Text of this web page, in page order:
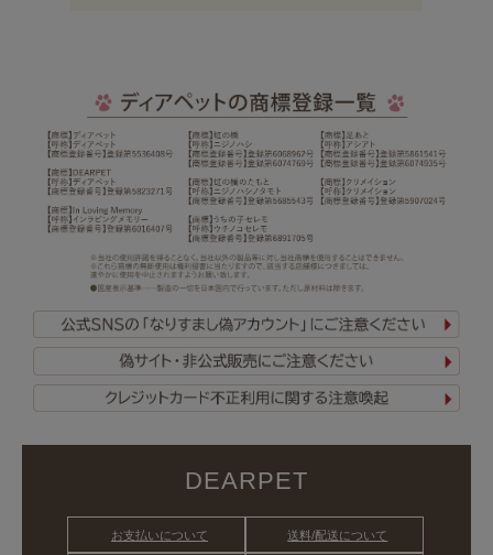
DEARPET
お支払いについて 送料/配送について